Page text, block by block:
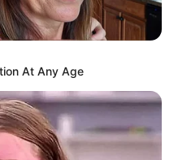
At Any Age